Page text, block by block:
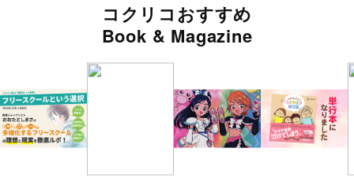
コクリコおすすめ
Book & Magazine